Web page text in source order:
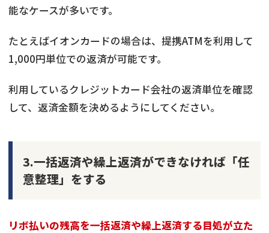
能なケースが多いです。
たとえばイオンカードの場合は、提携ATMを利用して
1,000円単位での返済が可能です。
利用しているクレジットカード会社の返済単位を確認
して、返済金額を決めるようにしてください。
3.一括返済や繰上返済ができなければ「任
意整理」をする
リボ払いの残高を一括返済や繰上返済する目処が立た